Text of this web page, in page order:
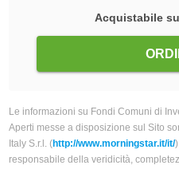
Acquistabile
Le informazioni su Fondi Comuni di
Aperti messe a disposizione sul Sito
Italy S.r.l. (http://www.morningstar.it/it/
responsabile della veridicità,